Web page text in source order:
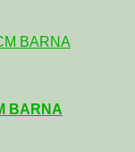
BARNA